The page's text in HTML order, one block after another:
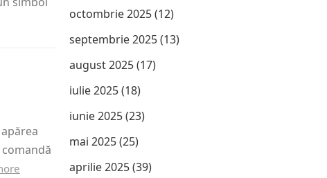
octombrie 2025(12)
septembrie 2025(13)
august 2025(17)
iulie 2025(18)
iunie 2025(23)
mai 2025(25)
aprilie 2025(39)